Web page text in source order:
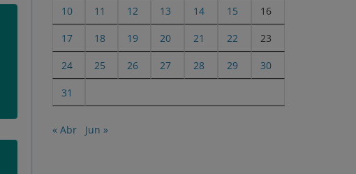
10 11 12 13 14 15 16
17 18 19 20 21 22 23
24 25 26 27 28 29 30
31
« Abr Jun »